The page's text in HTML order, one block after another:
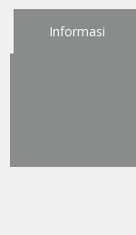
Informasi